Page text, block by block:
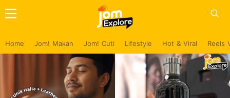
Home Jom! Makan Jom! Cuti Lifestyle Hot & Viral Reels